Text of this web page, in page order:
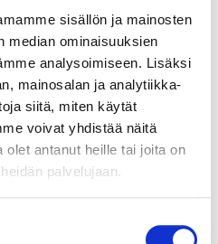
sisällön ja mainosten
median ominaisuuksien
analysoimiseen. Lisäksi
mainosalan ja analytiikka-
siitä, miten käytät
voivat yhdistää näitä
olet antanut heille tai joita on
palvelujaan.
750 ml
Sininen
NCS 3060-B
Blank
60